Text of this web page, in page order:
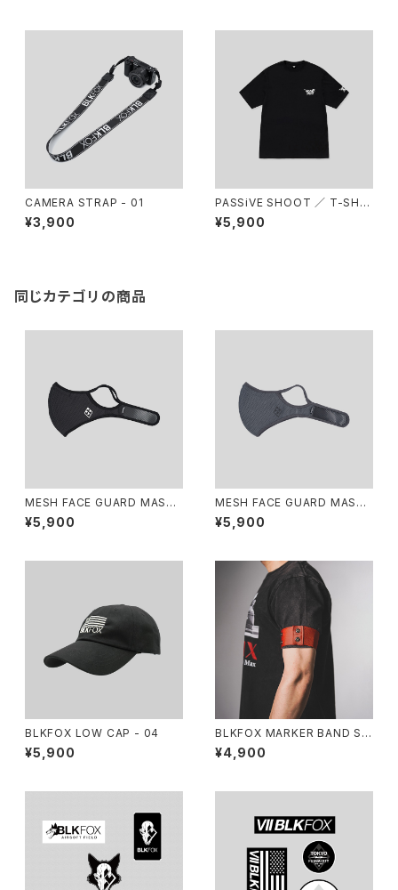
CAMERA STRAP - 01
¥3,900
PASSiVE SHOOT ／ T-SHIR
T - 01
¥5,900
同じカテゴリの商品
MESH FACE GUARD MASK
- 2nd / BLACK
¥5,900
MESH FACE GUARD MASK
- 2nd / GRAY
¥5,900
BLKFOX LOW CAP - 04
¥5,900
BLKFOX MARKER BAND SE
T / マーカーバンド 4本セット
¥4,900